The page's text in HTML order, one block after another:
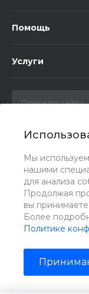
Мы
нашими
для анализа
Продолжая
вы принимаете
Более
Политике
Помощь
Услуги